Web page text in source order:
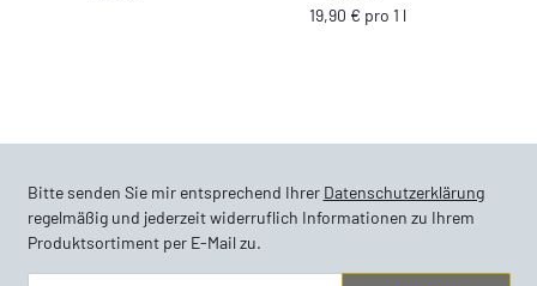
19,90 € pro 1 l
Bitte senden Sie mir entsprechend Ihrer Datenschutzerklärung
regelmäßig und jederzeit widerruflich Informationen zu Ihrem
Produktsortiment per E-Mail zu.